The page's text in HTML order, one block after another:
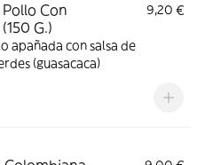
Con
G.)
9,20 €
apañada con salsa de
(guasacaca)